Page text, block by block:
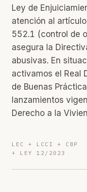
Ley de
atención al
552.1 (control de
asegura la
abusivas. En
activamos el Real
de Buenas
lanzamientos
Derecho a la
LEC + LCCI + CBP
+ LEY 12/2023